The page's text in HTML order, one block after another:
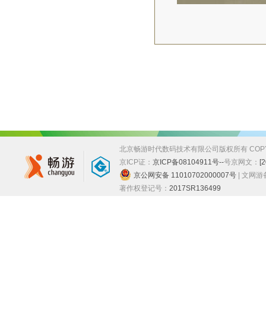
北京畅游时代数码技术有限公司版权所有
京ICP证： 京ICP备08104911号--号京网文：
京公网安备 11010702000007号 | 文网游
著作权登记号： 2017SR136499